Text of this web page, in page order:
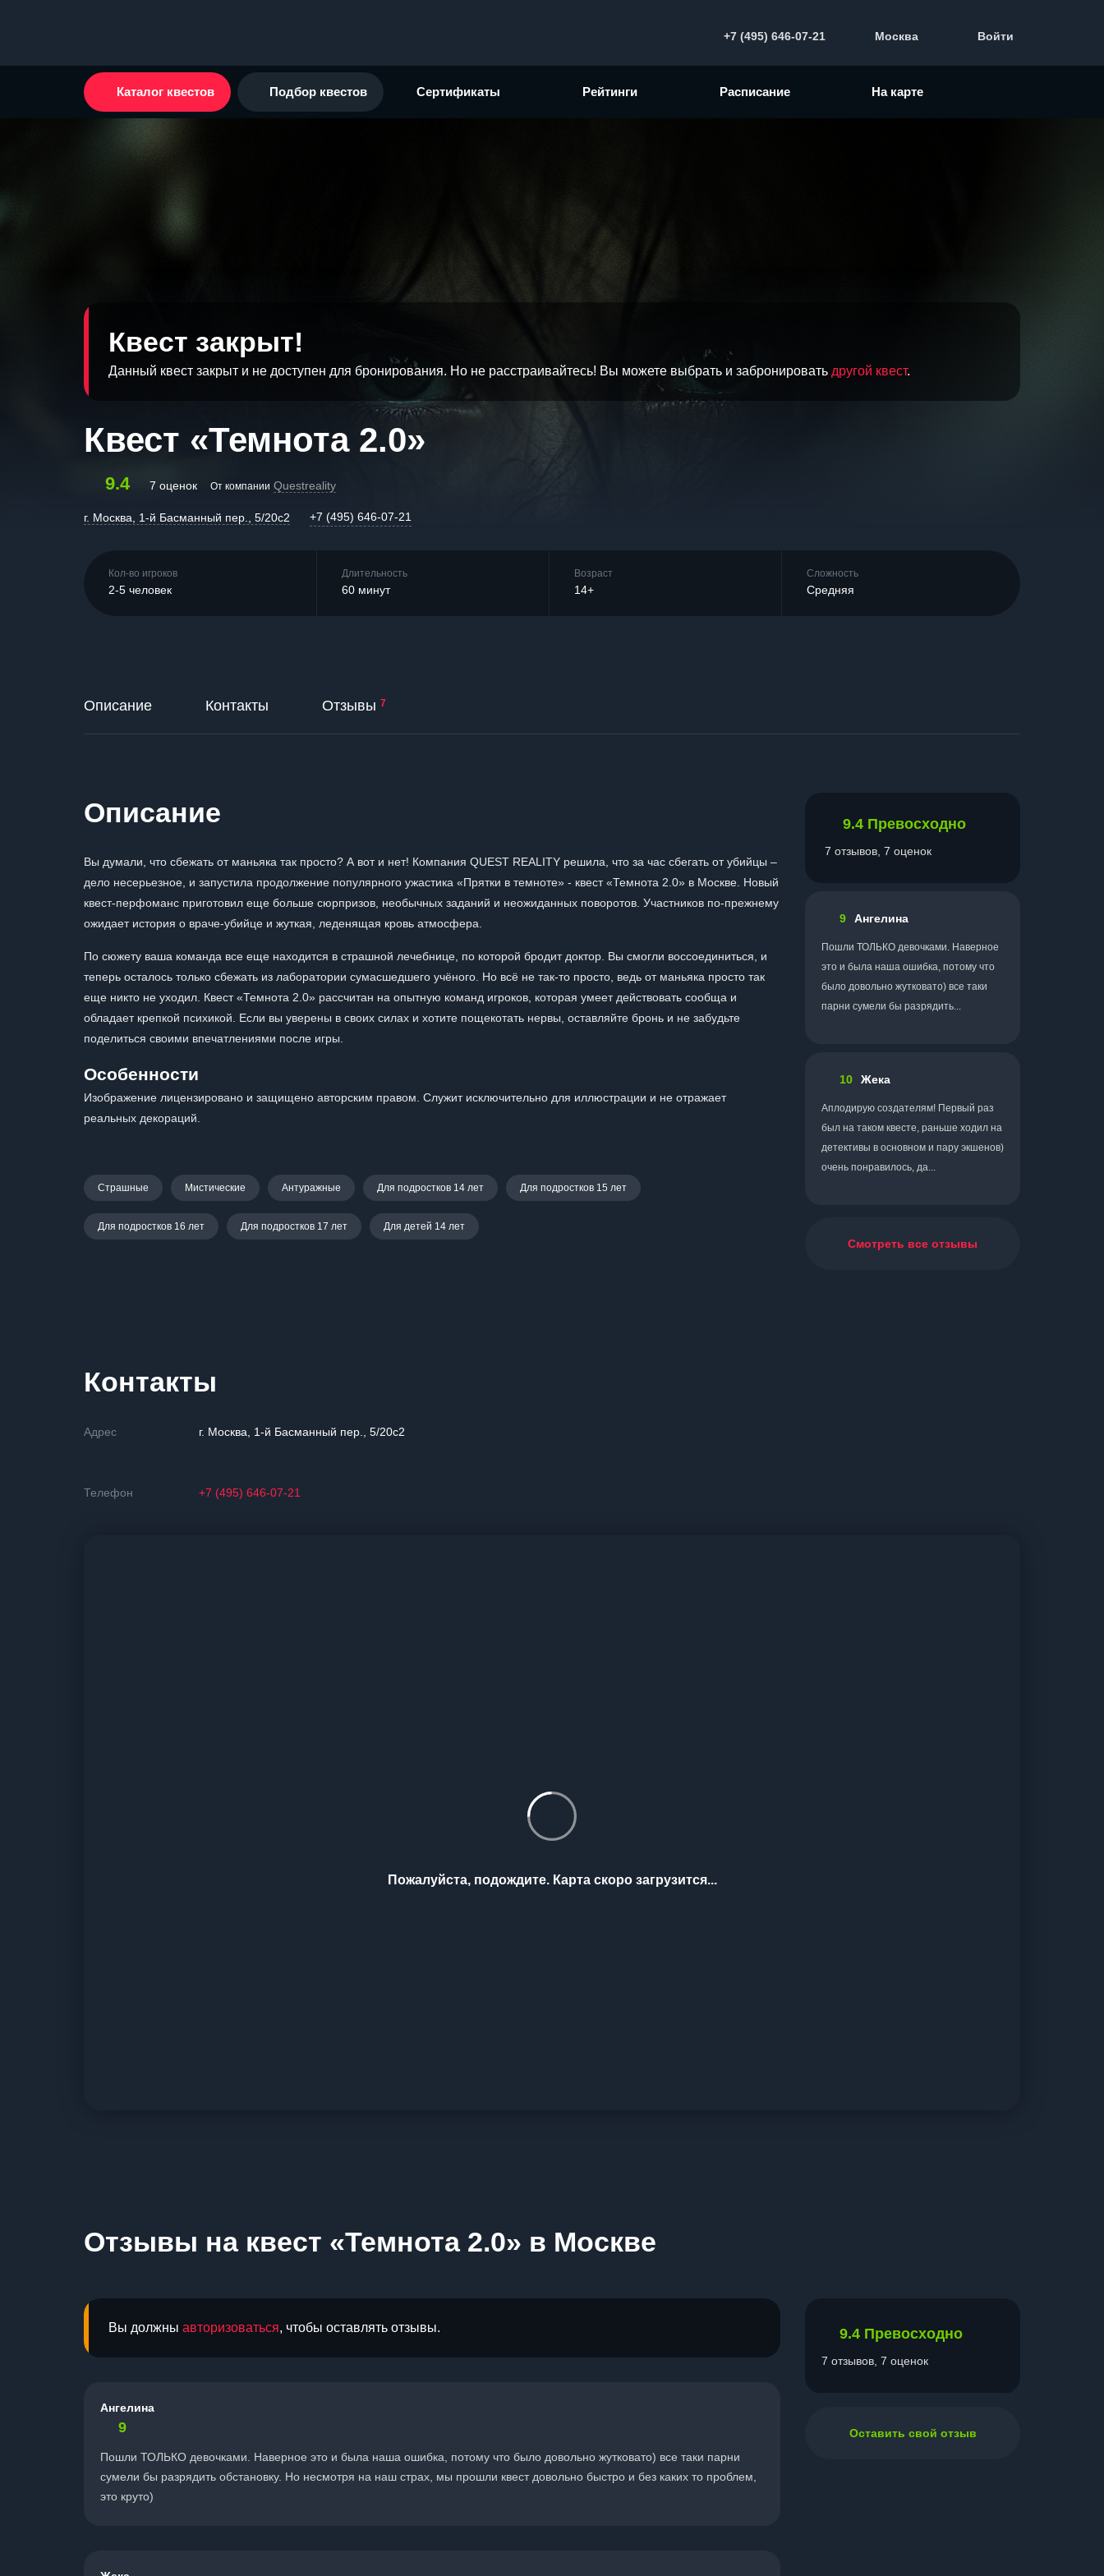
+7 (495) 646-07-21 Москва Войти
Каталог квестов Подбор квестов Сертификаты Рейтинги Расписание На карте
Квест закрыт!
Данный квест закрыт и не доступен для бронирования. Но не расстраивайтесь! Вы можете выбрать и забронировать другой квест.
Квест «Темнота 2.0»
9.4 7 оценок От компании Questreality
г. Москва, 1-й Басманный пер., 5/20с2 +7 (495) 646-07-21
Кол-во игроков
2-5 человек
Длительность
60 минут
Возраст
14+
Сложность
Средняя
Описание Контакты Отзывы 7
Описание
Вы думали, что сбежать от маньяка так просто? А вот и нет! Компания QUEST REALITY решила, что за час сбегать от убийцы –
дело несерьезное, и запустила продолжение популярного ужастика «Прятки в темноте» - квест «Темнота 2.0» в Москве. Новый
квест-перфоманс приготовил еще больше сюрпризов, необычных заданий и неожиданных поворотов. Участников по-прежнему
ожидает история о враче-убийце и жуткая, леденящая кровь атмосфера.
По сюжету ваша команда все еще находится в страшной лечебнице, по которой бродит доктор. Вы смогли воссоединиться, и
теперь осталось только сбежать из лаборатории сумасшедшего учёного. Но всё не так-то просто, ведь от маньяка просто так
еще никто не уходил. Квест «Темнота 2.0» рассчитан на опытную команд игроков, которая умеет действовать сообща и
обладает крепкой психикой. Если вы уверены в своих силах и хотите пощекотать нервы, оставляйте бронь и не забудьте
поделиться своими впечатлениями после игры.
Особенности
Изображение лицензировано и защищено авторским правом. Служит исключительно для иллюстрации и не отражает
реальных декораций.
Страшные Мистические Антуражные Для подростков 14 лет Для подростков 15 лет
Для подростков 16 лет Для подростков 17 лет Для детей 14 лет
9.4 Превосходно
7 отзывов, 7 оценок
9 Ангелина
Пошли ТОЛЬКО девочками. Наверное
это и была наша ошибка, потому что
было довольно жутковато) все таки
парни сумели бы разрядить...
10 Жека
Аплодирую создателям! Первый раз
был на таком квесте, раньше ходил на
детективы в основном и пару экшенов)
очень понравилось, да...
Смотреть все отзывы
Контакты
Адрес г. Москва, 1-й Басманный пер., 5/20с2
Телефон +7 (495) 646-07-21
Пожалуйста, подождите. Карта скоро загрузится...
Отзывы на квест «Темнота 2.0» в Москве
Вы должны авторизоваться, чтобы оставлять отзывы.
Ангелина
9
Пошли ТОЛЬКО девочками. Наверное это и была наша ошибка, потому что было довольно жутковато) все таки парни
сумели бы разрядить обстановку. Но несмотря на наш страх, мы прошли квест довольно быстро и без каких то проблем,
это круто)
9.4 Превосходно
7 отзывов, 7 оценок
Оставить свой отзыв